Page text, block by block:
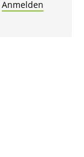
Anmelden